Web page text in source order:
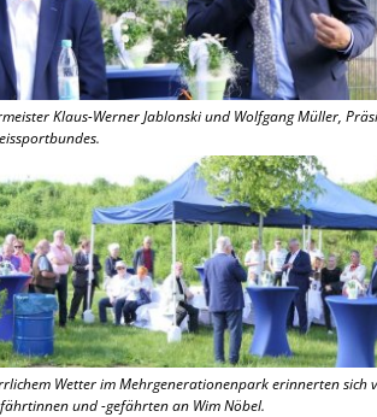
Klaus-Werner Jablonski und Wolfgang Müller,
Wetter im Mehrgenerationenpark erinnerten sich
und -gefährten an Wim Nöbel.